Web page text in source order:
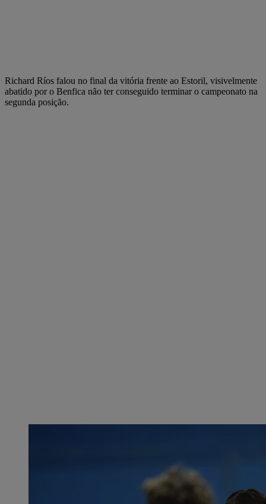
Richard Ríos falou no final da vitória frente ao Estoril, visivelmente
abatido por o Benfica não ter conseguido terminar o campeonato na
segunda posição.